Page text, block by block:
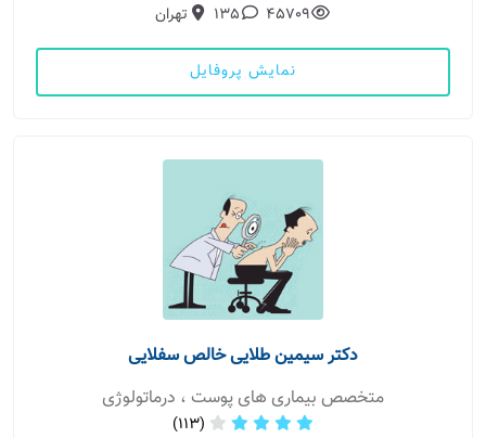
45709
135 تهران
نمایش پروفایل
دکتر سیمین طلایی خالص سفلایی
متخصص بیماری های پوست ، درماتولوژی
(113)